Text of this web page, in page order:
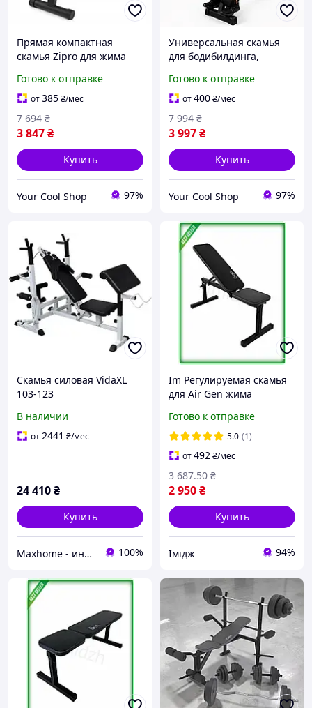
Прямая компактная
скамья Zipro для жима
лавка для тренировок
груди и упражнений
пресса
Готово к отправке
от385₴/мес
3 847₴
7 694 ₴
Купить
Your Cool Shop 97%
Универсальная скамья
для бодибилдинга,
тренировок с
собственным весом в
домашних условиях
Готово к отправке
от400₴/мес
3 997₴
7 994 ₴
Купить
Your Cool Shop 97%
Скамья силовая VidaXL
103-123
для домашних
тренировок
В наличии
от2441 ₴/мес
24 410₴
Купить
Maxhome - интернет магазин 100%
Im Регулируемая скамья
для Air Gen жима
черная для силовых
тренировок и фитнеса
IMD22/G
Готово к отправке
5.0 (1)
от492₴/мес
2 950₴
3 687.50 ₴
Купить
Імідж 94%